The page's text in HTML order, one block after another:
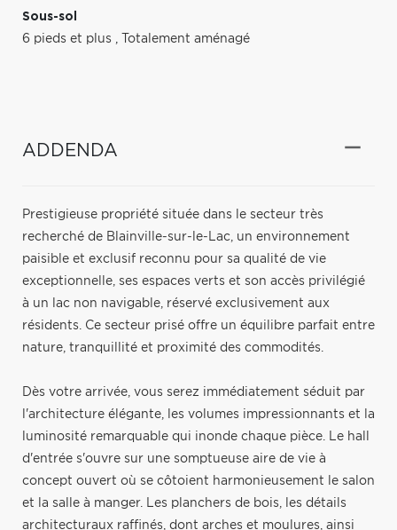
Sous-sol
6 pieds et plus , Totalement aménagé
ADDENDA
Prestigieuse propriété située dans le secteur très
recherché de Blainville-sur-le-Lac, un environnement
paisible et exclusif reconnu pour sa qualité de vie
exceptionnelle, ses espaces verts et son accès privilégié
à un lac non navigable, réservé exclusivement aux
résidents. Ce secteur prisé offre un équilibre parfait entre
nature, tranquillité et proximité des commodités.
Dès votre arrivée, vous serez immédiatement séduit par
l'architecture élégante, les volumes impressionnants et la
luminosité remarquable qui inonde chaque pièce. Le hall
d'entrée s'ouvre sur une somptueuse aire de vie à
concept ouvert où se côtoient harmonieusement le salon
et la salle à manger. Les planchers de bois, les détails
architecturaux raffinés, dont arches et moulures, ainsi